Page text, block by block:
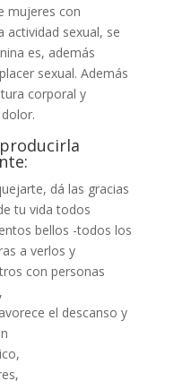
mujeres con
actividad sexual, se
es, además
sexual. Además
corporal y
dá las gracias
tu vida todos
bellos -todos los
a verlos y
con personas
el descanso y